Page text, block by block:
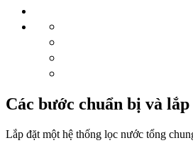
Các bước chuẩn bị và
Lắp đặt một hệ thống lọc nước tổng